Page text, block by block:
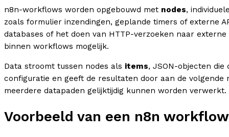
n8n-workflows worden opgebouwd met nodes,
zoals formulier inzendingen, geplande timers of externe
databases of het doen van HTTP-verzoeken naar
binnen workflows mogelijk.
Data stroomt tussen nodes als items, JSON-objecten
configuratie en geeft de resultaten door aan de
meerdere datapaden gelijktijdig kunnen worden verwerkt.
Voorbeeld van een n8n workflow